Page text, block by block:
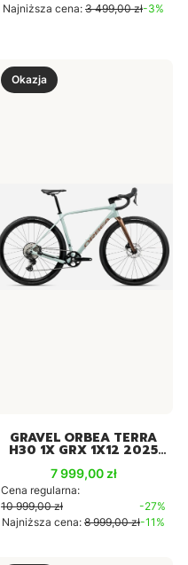
Najniższa cena: 3 499,00 zł-3%
Okazja
GRAVEL ORBEA TERRA
H30 1X GRX 1X12 2025
Cena promocyjna
7 999,00 zł
Cena regularna:
10 999,00 zł
-27%
Najniższa cena: 8 999,00 zł-11%